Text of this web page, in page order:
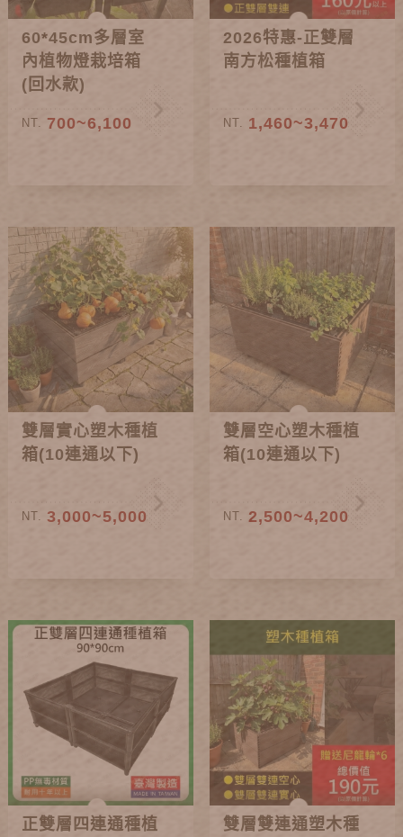
60*45cm多層室
內植物燈栽培箱
(回水款)
NT. 700~6,100
2026特惠-正雙層
南方松種植箱
NT. 1,460~3,470
雙層實心塑木種植
箱(10連通以下)
NT. 3,000~5,000
雙層空心塑木種植
箱(10連通以下)
NT. 2,500~4,200
正雙層四連通種植
雙層雙連通塑木種